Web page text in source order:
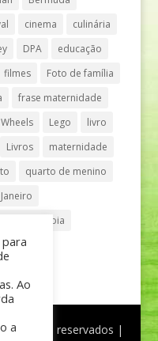
cinema
culinária
DPA
educação
filmes
Foto de família
frase maternidade
Lego
livro
Livros
maternidade
quarto de menino
Vila Olímpia
direitos reservados |
Ao
a